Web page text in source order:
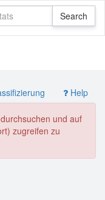
Help
und auf
zugreifen zu